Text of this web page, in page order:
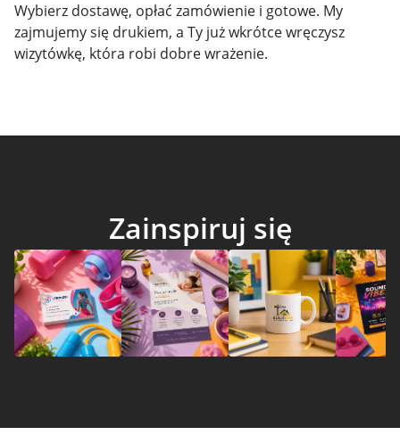
Wybierz dostawę, opłać zamówienie i gotowe. My
zajmujemy się drukiem, a Ty już wkrótce wręczysz
wizytówkę, która robi dobre wrażenie.
Zainspiruj się